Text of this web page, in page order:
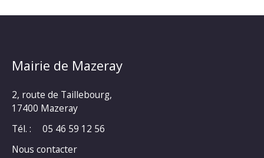
Mairie de Mazeray
2, route de Taillebourg,
17400 Mazeray
Tél. :
05 46 59 12 56
Nous contacter